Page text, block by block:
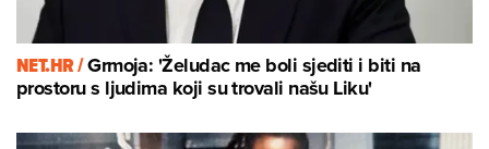
NET.HR /Grmoja: 'Želudac me boli sjediti i biti na
prostoru s ljudima koji su trovali našu Liku'